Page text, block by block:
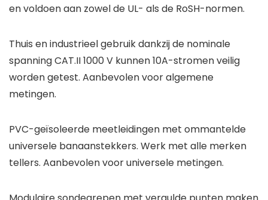
en voldoen aan zowel de UL- als de RoSH-normen.
Thuis en industrieel gebruik dankzij de nominale
spanning CAT.II 1000 V kunnen 10A-stromen veilig
worden getest. Aanbevolen voor algemene
metingen.
PVC-geïsoleerde meetleidingen met ommantelde
universele banaanstekkers. Werk met alle merken
tellers. Aanbevolen voor universele metingen.